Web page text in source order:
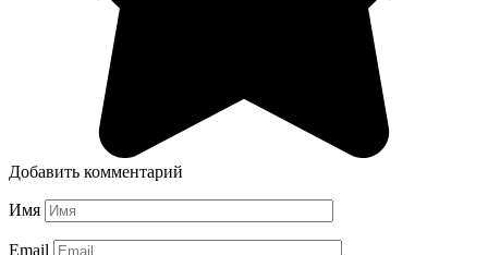
Добавить комментарий
Имя
Email